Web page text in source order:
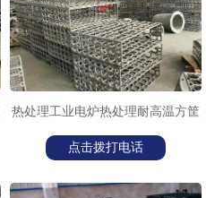
2
热处理工业电炉热处理耐高温方筐
点击拨打电话